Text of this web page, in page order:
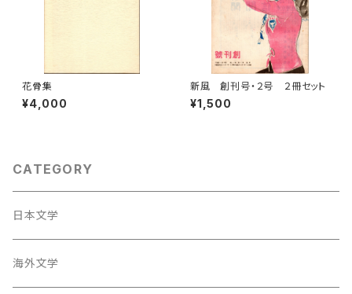
花骨集
¥4,000
新風 創刊号・２号 ２冊セット
¥1,500
CATEGORY
日本文学
海外文学